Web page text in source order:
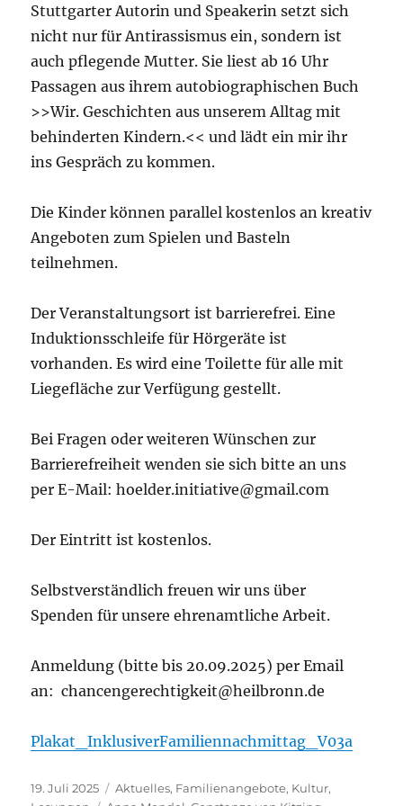
Stuttgarter Autorin und Speakerin setzt sich
nicht nur für Antirassismus ein, sondern ist
auch pflegende Mutter. Sie liest ab 16 Uhr
Passagen aus ihrem autobiographischen Buch
>>Wir. Geschichten aus unserem Alltag mit
behinderten Kindern.<< und lädt ein mir ihr
ins Gespräch zu kommen.
Die Kinder können parallel kostenlos an kreativ
Angeboten zum Spielen und Basteln
teilnehmen.
Der Veranstaltungsort ist barrierefrei. Eine
Induktionsschleife für Hörgeräte ist
vorhanden. Es wird eine Toilette für alle mit
Liegefläche zur Verfügung gestellt.
Bei Fragen oder weiteren Wünschen zur
Barrierefreiheit wenden sie sich bitte an uns
per E-Mail: hoelder.initiative@gmail.com
Der Eintritt ist kostenlos.
Selbstverständlich freuen wir uns über
Spenden für unsere ehrenamtliche Arbeit.
Anmeldung (bitte bis 20.09.2025) per Email
an: chancengerechtigkeit@heilbronn.de
Plakat_InklusiverFamiliennachmittag_V03a
Veröffentlicht
19. Juli 2025 Kategorien
Aktuelles, Familienangebote, Kultur,